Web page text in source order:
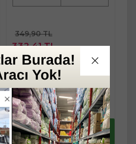
349,90 TL
332,41 TL
Fast/Eft %3
indirimli
322,43 TL
Sepete
Ekle
Yaz Fırsatlarını
kaçırma !